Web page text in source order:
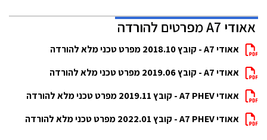
אאודי A7 מפרטים להורדה
אאודי A7 - קובץ 2018.10 מפרט טכני מלא להורדה
אאודי A7 - קובץ 2019.06 מפרט טכני מלא להורדה
אאודי A7 PHEV - קובץ 2019.11 מפרט טכני מלא להורדה
אאודי A7 PHEV - קובץ 2022.01 מפרט טכני מלא להורדה